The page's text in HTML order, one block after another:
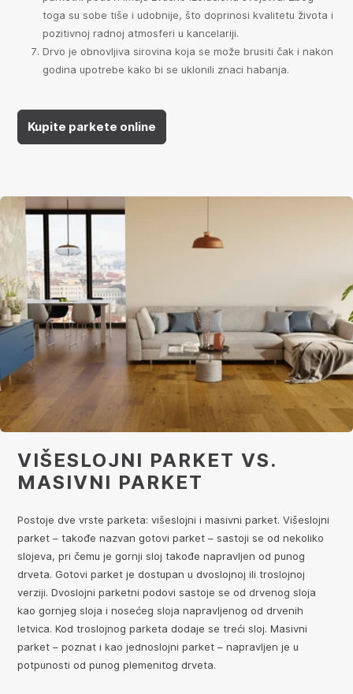
toga su sobe tiše i udobnije, što doprinosi kvalitetu života i
pozitivnoj radnoj atmosferi u kancelariji.
Drvo je obnovljiva sirovina koja se može brusiti čak i nakon
godina upotrebe kako bi se uklonili znaci habanja.
Kupite parkete online
VIŠESLOJNI PARKET VS.
MASIVNI PARKET
Postoje dve vrste parketa: višeslojni i masivni parket. Višeslojni
parket – takođe nazvan gotovi parket – sastoji se od nekoliko
slojeva, pri čemu je gornji sloj takođe napravljen od punog
drveta. Gotovi parket je dostupan u dvoslojnoj ili troslojnoj
verziji. Dvoslojni parketni podovi sastoje se od drvenog sloja
kao gornjeg sloja i nosećeg sloja napravljenog od drvenih
letvica. Kod troslojnog parketa dodaje se treći sloj. Masivni
parket – poznat i kao jednoslojni parket – napravljen je u
potpunosti od punog plemenitog drveta.